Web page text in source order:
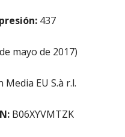
437
mayo de 2017)
Media EU S.à r.l.
B06XYVMTZK